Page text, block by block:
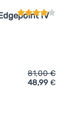
Velociti
IV
81,00€
48,99 €